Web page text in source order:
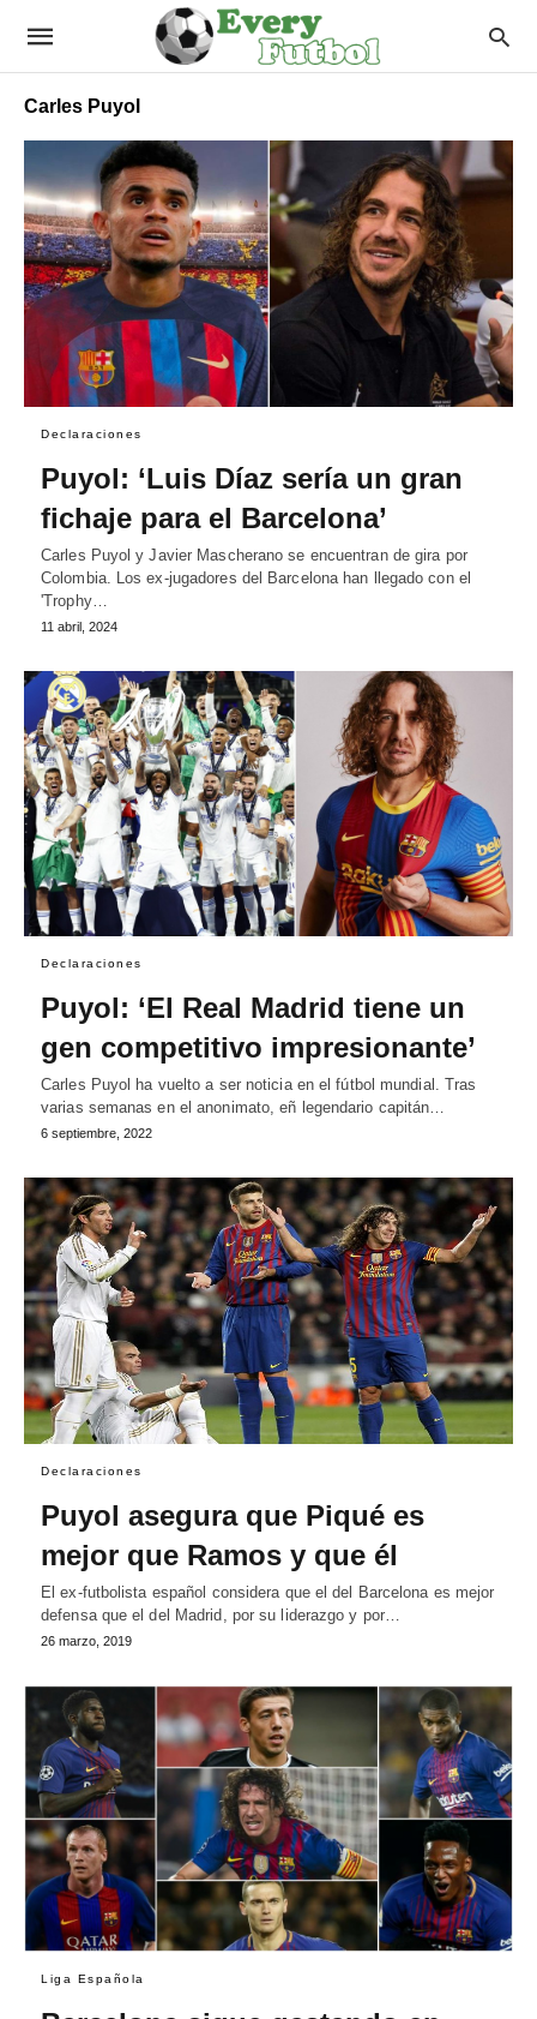
Carles Puyol
Declaraciones
Puyol: ‘Luis Díaz sería un gran
fichaje para el Barcelona’
Carles Puyol y Javier Mascherano se encuentran de gira por
Colombia. Los ex-jugadores del Barcelona han llegado con el
'Trophy…
11 abril, 2024
Declaraciones
Puyol: ‘El Real Madrid tiene un
gen competitivo impresionante’
Carles Puyol ha vuelto a ser noticia en el fútbol mundial. Tras
varias semanas en el anonimato, eñ legendario capitán…
6 septiembre, 2022
Declaraciones
Puyol asegura que Piqué es
mejor que Ramos y que él
El ex-futbolista español considera que el del Barcelona es mejor
defensa que el del Madrid, por su liderazgo y por…
26 marzo, 2019
Liga Española